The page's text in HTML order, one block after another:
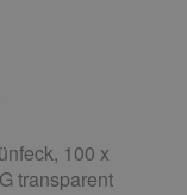
100 x
transparent